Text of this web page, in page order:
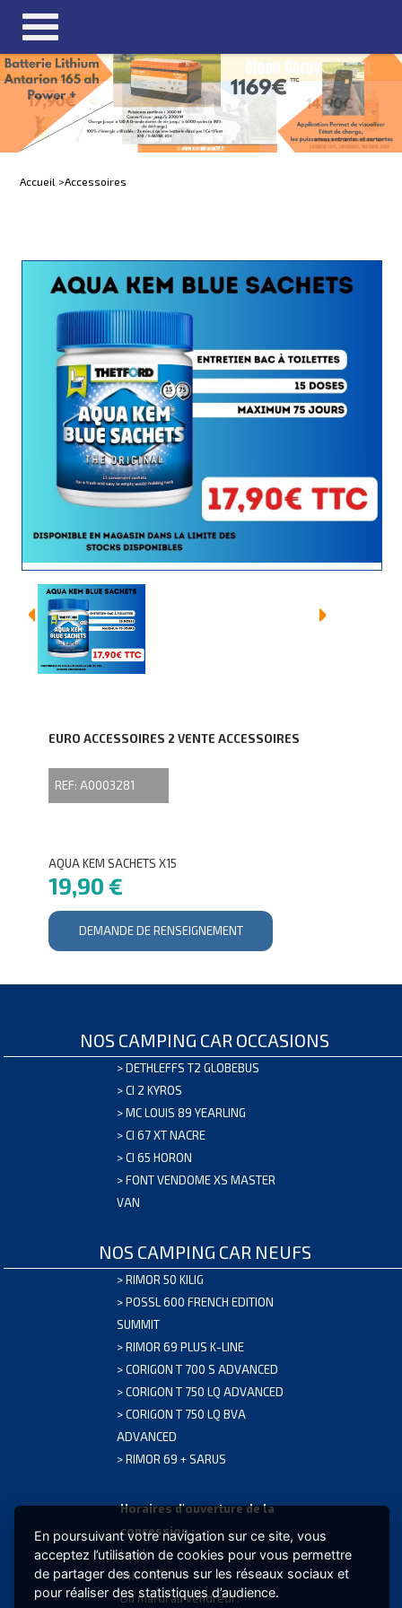
Accueil >Accessoires
EURO ACCESSOIRES 2 VENTE ACCESSOIRES
REF: A0003281
AQUA KEM SACHETS X15
19,90 €
DEMANDE DE RENSEIGNEMENT
NOS CAMPING CAR OCCASIONS
>DETHLEFFS T2 GLOBEBUS
>CI 2 KYROS
>MC LOUIS 89 YEARLING
>CI 67 XT NACRE
>CI 65 HORON
>FONT VENDOME XS MASTER
VAN
NOS CAMPING CAR NEUFS
>RIMOR 50 KILIG
>POSSL 600 FRENCH EDITION
SUMMIT
>RIMOR 69 PLUS K-LINE
>CORIGON T 700 S ADVANCED
>CORIGON T 750 LQ ADVANCED
>CORIGON T 750 LQ BVA
ADVANCED
>RIMOR 69 + SARUS
Horaires d'ouverture de la
concession :
Lundi :
14h - 18h
Du mardi au vendredi :
En poursuivant votre navigation sur ce site, vous
acceptez l’utilisation de cookies pour vous permettre
de partager des contenus sur les réseaux sociaux et
pour réaliser des statistiques d’audience.